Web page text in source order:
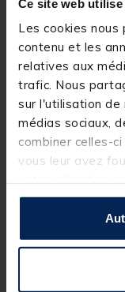
Ce site web utilise
Les cookies
contenu et les
relatives aux
trafic. Nous
sur l'utilisation
médias sociaux,
combiner celles-
vous leur avez
La Versus VS-
à
complément
boite de pêche
créer des
3020NS est
maintient le